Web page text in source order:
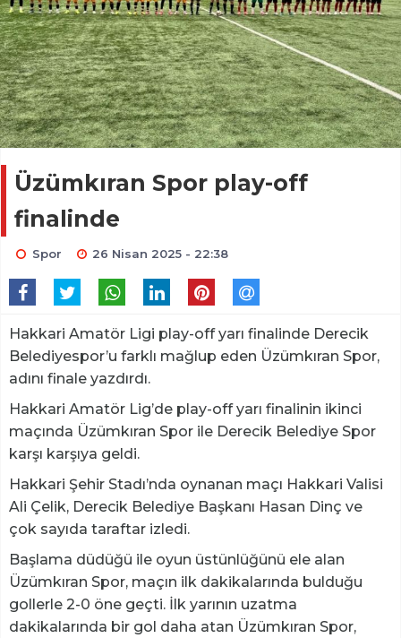
Üzümkıran Spor play-off
finalinde
Spor 26 Nisan 2025 - 22:38
Hakkari Amatör Ligi play-off yarı finalinde Derecik
Belediyespor’u farklı mağlup eden Üzümkıran Spor,
adını finale yazdırdı.
Hakkari Amatör Lig’de play-off yarı finalinin ikinci
maçında Üzümkıran Spor ile Derecik Belediye Spor
karşı karşıya geldi.
Hakkari Şehir Stadı’nda oynanan maçı Hakkari Valisi
Ali Çelik, Derecik Belediye Başkanı Hasan Dinç ve
çok sayıda taraftar izledi.
Başlama düdüğü ile oyun üstünlüğünü ele alan
Üzümkıran Spor, maçın ilk dakikalarında bulduğu
gollerle 2-0 öne geçti. İlk yarının uzatma
dakikalarında bir gol daha atan Üzümkıran Spor,